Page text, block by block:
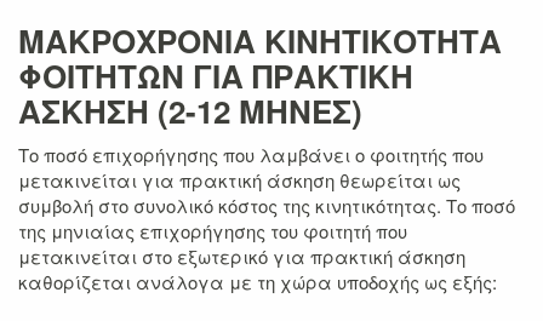
ΜΑΚΡΟΧΡΟΝΙΑ ΚΙΝΗΤΙΚΟΤΗΤΑ
ΦΟΙΤΗΤΩΝ ΓΙΑ ΠΡΑΚΤΙΚΗ
ΑΣΚΗΣΗ (2-12 ΜΗΝΕΣ)
Το ποσό επιχορήγησης που λαμβάνει ο φοιτητής που
μετακινείται για πρακτική άσκηση θεωρείται ως
συμβολή στο συνολικό κόστος της κινητικότητας. Το ποσό
της μηνιαίας επιχορήγησης του φοιτητή που
μετακινείται στο εξωτερικό για πρακτική άσκηση
καθορίζεται ανάλογα με τη χώρα υποδοχής ως εξής: